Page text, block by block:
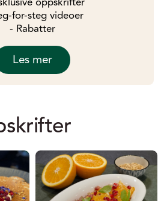
for-steg videoer
- Rabatter
Les mer